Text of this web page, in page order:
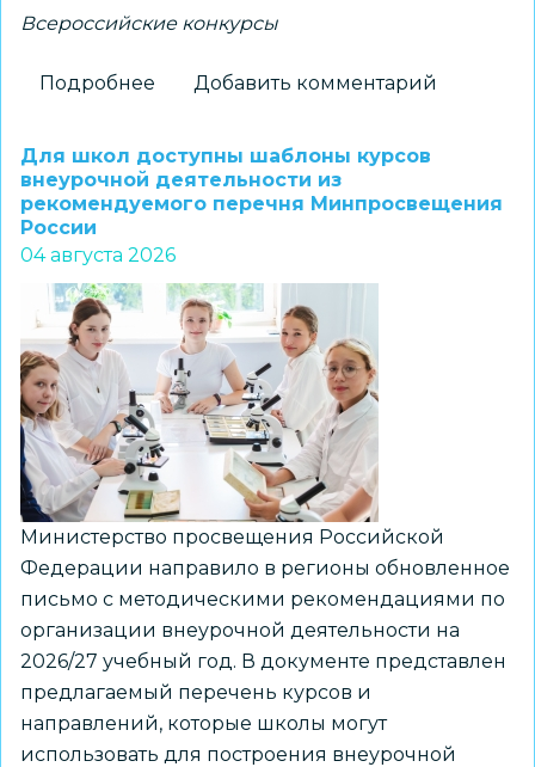
Всероссийские конкурсы
Подробнее
7
классов
их
наставников
приглашают
к
участию
в
региональном
конкурсе
«ПРО
Большие
вызовы»
Добавить комментарий
Для школ доступны шаблоны курсов
внеурочной деятельности из
рекомендуемого перечня Минпросвещения
России
04 августа 2026
Министерство просвещения Российской
Федерации направило в регионы обновленное
письмо с методическими рекомендациями по
организации внеурочной деятельности на
2026/27 учебный год. В документе представлен
предлагаемый перечень курсов и
направлений, которые школы могут
использовать для построения внеурочной